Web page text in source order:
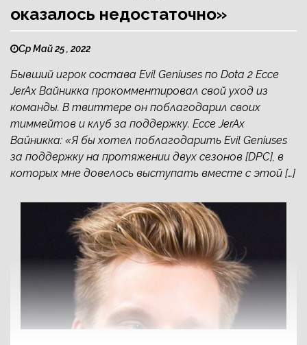
оказалось недостаточно»
Ср Май 25 , 2022
Бывший игрок состава Evil Geniuses по Dota 2 Ессе
JerAx Вайникка прокомментировал свой уход из
команды. В твиттере он поблагодарил своих
тиммейтов и клуб за поддержку. Ессе JerAx
Вайникка: «Я бы хотел поблагодарить Evil Geniuses
за поддержку на протяжении двух сезонов [DPC], в
которых мне довелось выступать вместе с этой […]